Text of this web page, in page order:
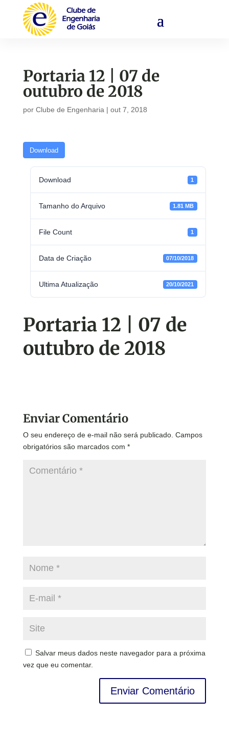
Portaria 12 | 07 de
outubro de 2018
por Clube de Engenharia| out 7, 2018
Download
Download 1
Tamanho do Arquivo 1.81 MB
File Count 1
Data de Criação 07/10/2018
Ultima Atualização 20/10/2021
Portaria 12 | 07 de
outubro de 2018
Enviar Comentário
O seu endereço de e-mail não será publicado. Campos
obrigatórios são marcados com *
Salvar meus dados neste navegador para a próxima
vez que eu comentar.